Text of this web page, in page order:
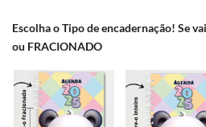
Escolha o Tipo de encadernação! Se
ou FRACIONADO